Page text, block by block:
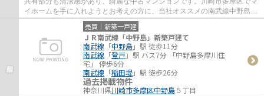
イホームを手に入れようとお考えの方に、当社オススメの南武線中野島周
辺物件をご紹介致します。多くの物件情報...
売買｜新築一戸建
ＪＲ南武線「中野島」新築戸建て
南武線 「中野島」駅 徒歩11分
南武線 「登戸」駅 バス7分 「中野島多摩川住
宅」 停歩6分
南武線 「稲田堤」駅 徒歩26分
過去掲載物件
神奈川県川崎市多摩区中野島５丁目